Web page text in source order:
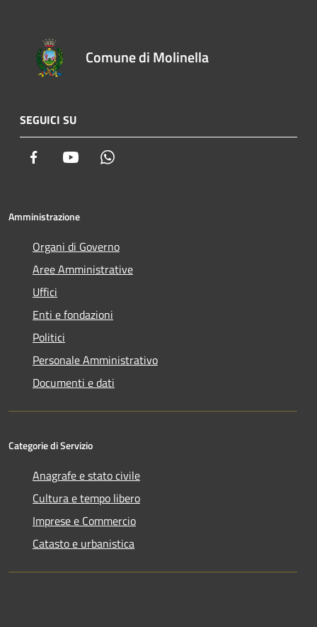
Comune di Molinella
SEGUICI SU
Facebook Youtube
Amministrazione
Organi di Governo
Aree Amministrative
Uffici
Enti e fondazioni
Politici
Personale Amministrativo
Documenti e dati
Categorie di Servizio
Anagrafe e stato civile
Cultura e tempo libero
Imprese e Commercio
Catasto e urbanistica